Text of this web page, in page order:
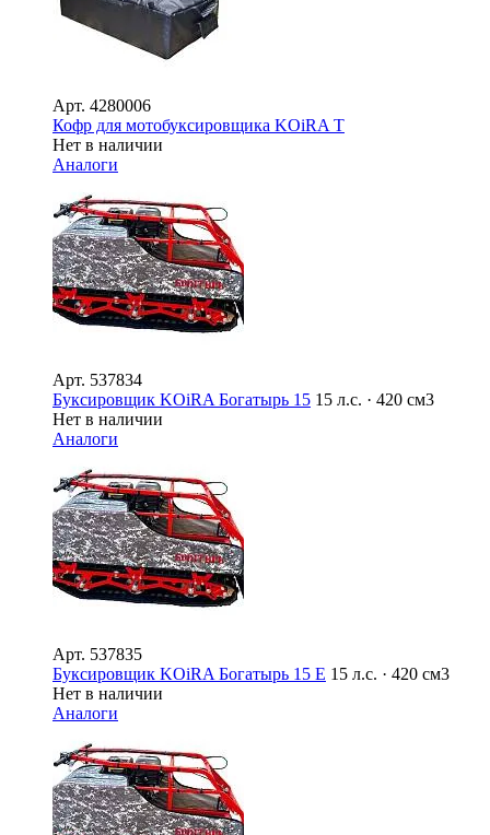
Арт. 4280006
Кофр для мотобуксировщика KOiRA T
Нет в наличии
Аналоги
Арт. 537834
Буксировщик KOiRA Богатырь 15 15 л.с. · 420 см3
Нет в наличии
Аналоги
Арт. 537835
Буксировщик KOiRA Богатырь 15 E 15 л.с. · 420 см3
Нет в наличии
Аналоги